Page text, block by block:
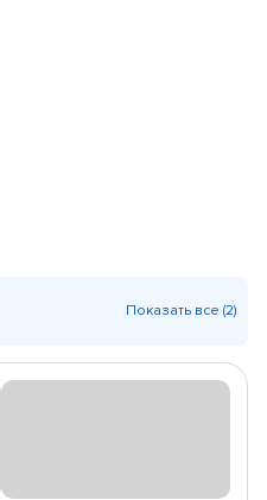
Показать все (2)